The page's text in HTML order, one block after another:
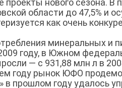
области до 47,5% и
как очень
минеральных и
году, в Южном
— с 931,88 млн л в
году рынок ЮФО
в прошлом году удалось